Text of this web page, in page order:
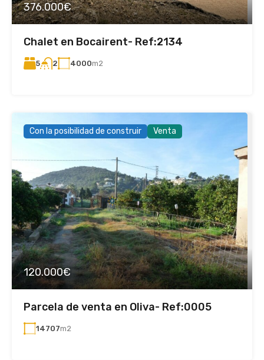
376.000€
Chalet en Bocairent- Ref:2134
5 2 4000m2
Con la posibilidad de construir Venta
120.000€
Parcela de venta en Oliva- Ref:0005
14707m2